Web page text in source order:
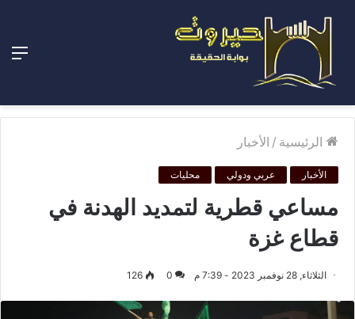
الرئيسية / الأخبار
الأخبار عربي ودولي محليات
مساعي قطرية لتمديد الهدنة في
قطاع غزة
الثلاثاء, 28 نوفمبر 2023 - 7:39 م 0
126